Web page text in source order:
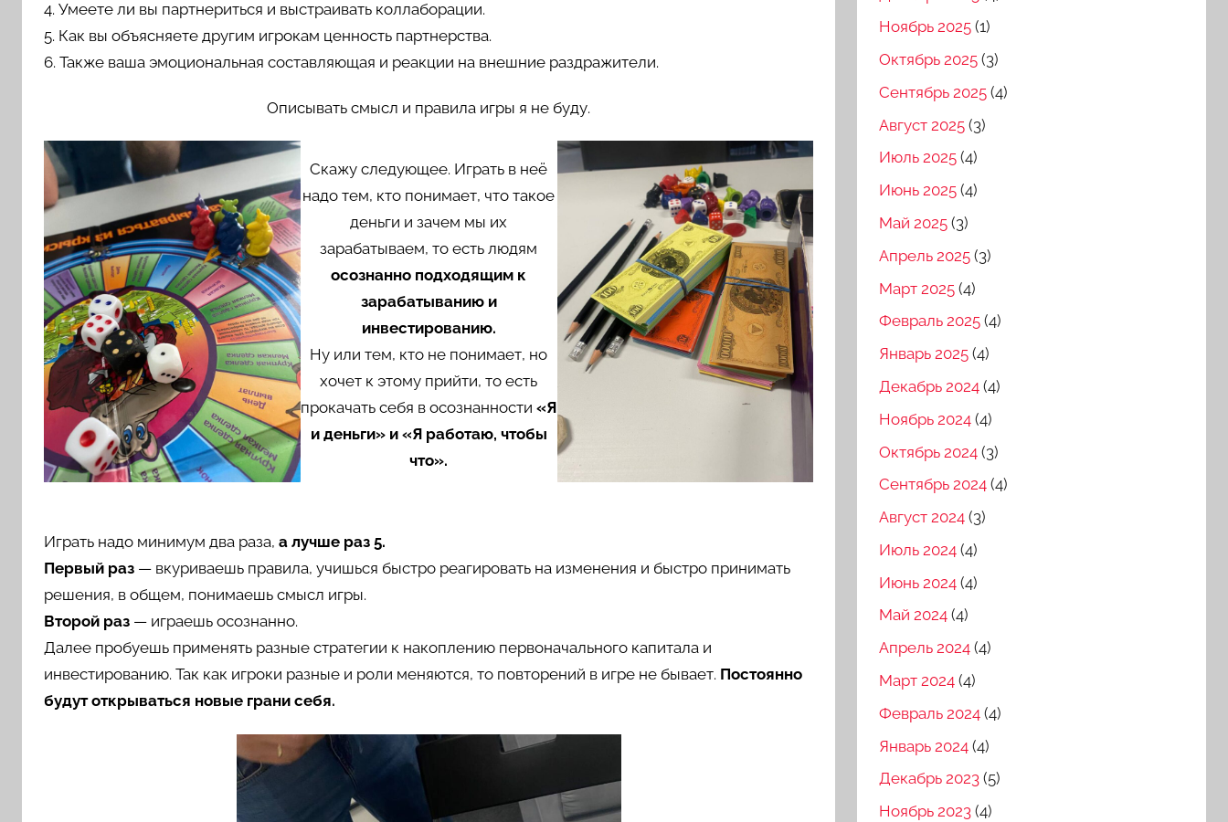
4. Умеете ли вы партнериться и выстраивать коллаборации.
5. Как вы объясняете другим игрокам ценность партнерства.
6. Также ваша эмоциональная составляющая и реакции на внешние раздражители.
Описывать смысл и правила игры я не буду.
Скажу следующее. Играть в неё
надо тем, кто понимает, что такое
деньги и зачем мы их
зарабатываем, то есть людям
осознанно подходящим к
зарабатыванию и
инвестированию.
Ну или тем, кто не понимает, но
хочет к этому прийти, то есть
прокачать себя в осознанности«Я
и деньги» и «Я работаю, чтобы
что».
Играть надо минимум два раза, а лучше раз 5.
Первый раз — вкуриваешь правила, учишься быстро реагировать на изменения и быстро принимать
решения, в общем, понимаешь смысл игры.
Второй раз — играешь осознанно.
Далее пробуешь применять разные стратегии к накоплению первоначального капитала и
инвестированию. Так как игроки разные и роли меняются, то повторений в игре не бывает. Постоянно
будут открываться новые грани себя.
Ноябрь 2025 (1)
Октябрь 2025 (3)
Сентябрь 2025 (4)
Август 2025 (3)
Июль 2025 (4)
Июнь 2025 (4)
Май 2025 (3)
Апрель 2025 (3)
Март 2025 (4)
Февраль 2025 (4)
Январь 2025 (4)
Декабрь 2024 (4)
Ноябрь 2024 (4)
Октябрь 2024 (3)
Сентябрь 2024 (4)
Август 2024 (3)
Июль 2024 (4)
Июнь 2024 (4)
Май 2024 (4)
Апрель 2024 (4)
Март 2024 (4)
Февраль 2024 (4)
Январь 2024 (4)
Декабрь 2023 (5)
Ноябрь 2023 (4)